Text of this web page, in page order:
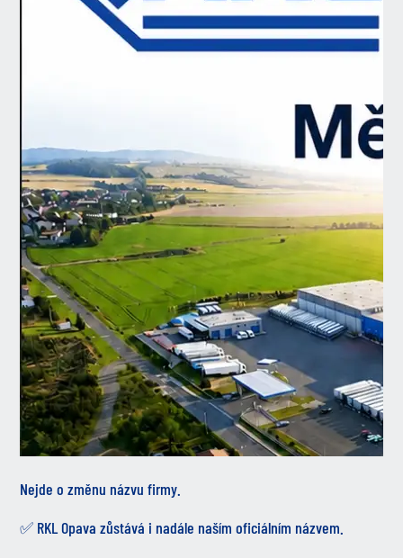
Nejde o změnu názvu firmy.
✅ RKL Opava zůstává i nadále naším oficiálním názvem.